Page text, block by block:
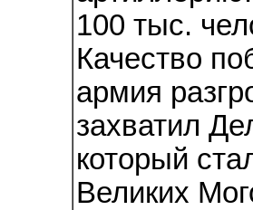
100 тыс.
Качество
армия
захватил
который
Великих